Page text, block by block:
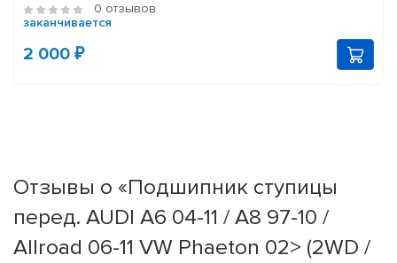
0 отзывов
заканчивается
2 000 ₽
Отзывы о «Подшипник ступицы
перед. AUDI A6 04-11 / A8 97-10 /
Allroad 06-11 VW Phaeton 02> (2WD /